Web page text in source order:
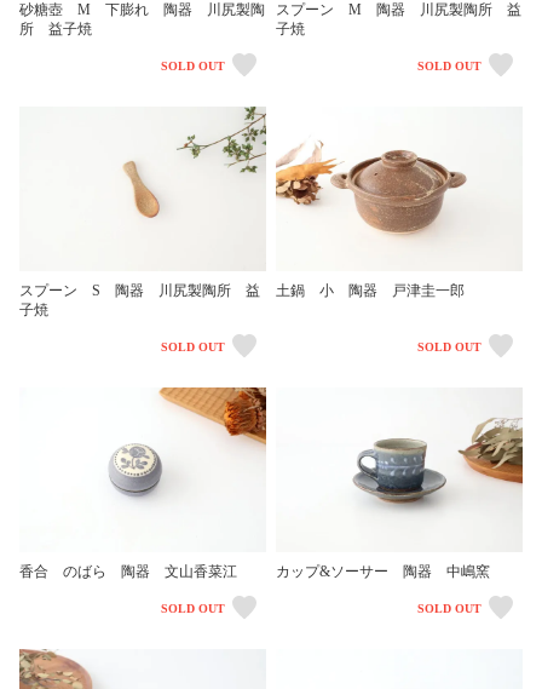
砂糖壺 M 下膨れ 陶器 川尻製陶
所 益子焼
SOLD OUT
スプーン M 陶器 川尻製陶所 益
子焼
SOLD OUT
スプーン S 陶器 川尻製陶所 益
子焼
SOLD OUT
土鍋 小 陶器 戸津圭一郎
SOLD OUT
香合 のばら 陶器 文山香菜江
SOLD OUT
カップ&ソーサー 陶器 中嶋窯
SOLD OUT